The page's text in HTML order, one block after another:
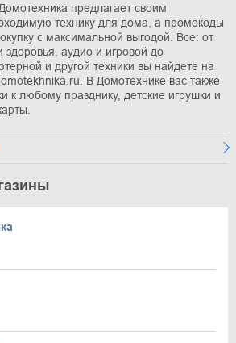
предлагает своим
технику для дома, а промокоды
с максимальной выгодой. Все: от
здоровья, аудио и игровой до
и другой техники вы найдете на
В Домотехнике вас также
к любому празднику, детские игрушки и